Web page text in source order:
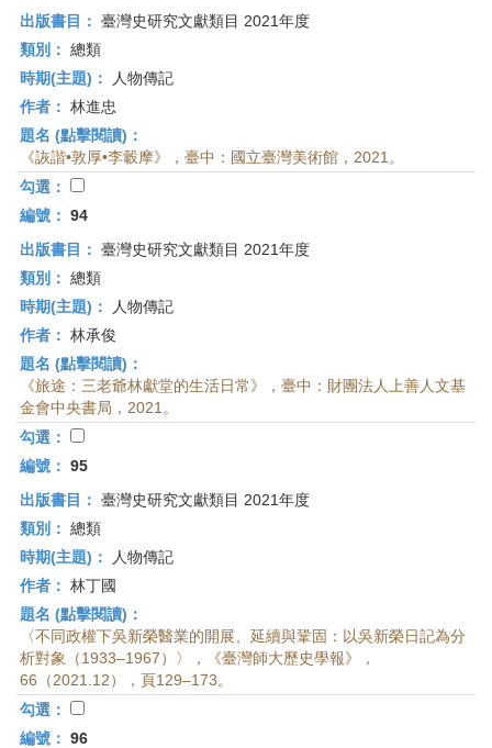
出版書目： 臺灣史研究文獻類目 2021年度
類別： 總類
時期(主題)：
人物傳記
作者： 林進忠
題名 (點擊閱讀)：
《詼諧•敦厚•李轂摩》，臺中：國立臺灣美術館，2021。
勾選：
編號： 94
出版書目： 臺灣史研究文獻類目 2021年度
類別： 總類
時期(主題)：
人物傳記
作者： 林承俊
題名 (點擊閱讀)：
《旅途：三老爺林獻堂的生活日常》，臺中：財團法人上善人文基
金會中央書局，2021。
勾選：
編號： 95
出版書目： 臺灣史研究文獻類目 2021年度
類別： 總類
時期(主題)：
人物傳記
作者： 林丁國
題名 (點擊閱讀)：
〈不同政權下吳新榮醫業的開展、延續與鞏固：以吳新榮日記為分
析對象（1933–1967）〉，《臺灣師大歷史學報》，
66（2021.12），頁129–173。
勾選：
編號： 96